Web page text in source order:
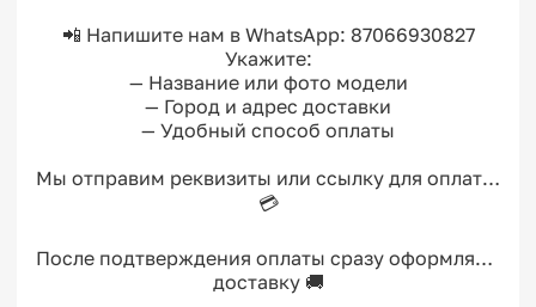
📲 Напишите нам в WhatsApp: 87066930827
Укажите:
— Название или фото модели
— Город и адрес доставки
— Удобный способ оплаты
Мы отправим реквизиты или ссылку для оплаты
💳
После подтверждения оплаты сразу оформляем
доставку 🚚